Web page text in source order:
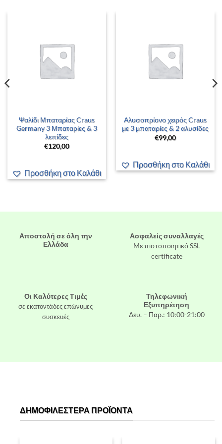
Ψαλίδι Μπαταρίας Craus
Germany 3 Μπαταρίες & 3
λεπίδες
€120,00
Προσθήκη στο Καλάθι
Αλυσοπρίονο χειρός Craus
με 3 μπαταρίες & 2 αλυσίδες
€99,00
Προσθήκη στο Καλάθι
Αποστολή σε όλη την
Ελλάδα
Ασφαλείς συναλλαγές
Mε πιστοποιητικό SSL
certificate
Οι Καλύτερες Τιμές
σε εκατοντάδες επώνυμες
συσκευές
Τηλεφωνική
Εξυπηρέτηση
Δευ. – Παρ.: 10:00-21:00
ΔΗΜΟΦΙΛΈΣΤΕΡΑ ΠΡΟΪΌΝΤΑ